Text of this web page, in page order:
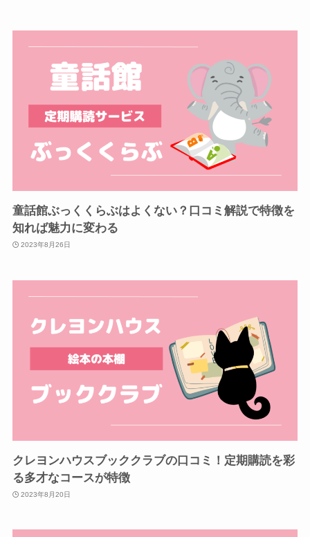
童話館ぶっくくらぶはよくない？口コミ解説で特徴を
知れば魅力に変わる
2023年8月26日
クレヨンハウスブッククラブの口コミ！定期購読を彩
る多才なコースが特徴
2023年8月20日